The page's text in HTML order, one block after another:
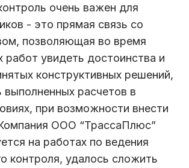
очень важен для
- это прямая связь со
позволяющая во время
работ увидеть достоинства и
конструктивных решений,
выполненных расчетов в
при возможности внести
ООО “ТрассаПлюс”
на работах по ведения
контроля, удалось сложить